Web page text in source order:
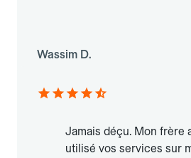
Wassim D.
Jamais déçu. Mon frère
utilisé vos services sur